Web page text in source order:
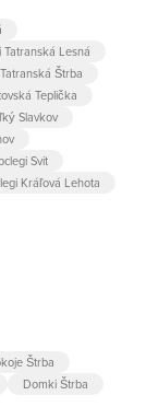
Tatranská Lesná
Štrba
Teplička
Slavkov
Svit
Kráľová Lehota
Štrba
Domki Štrba